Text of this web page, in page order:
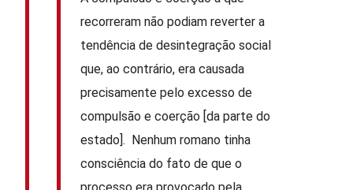
recorreram não podiam reverter a
tendência de desintegração social
que, ao contrário, era causada
precisamente pelo excesso de
compulsão e coerção [da parte do
estado]. Nenhum romano tinha
consciência do fato de que o
processo era provocado pela